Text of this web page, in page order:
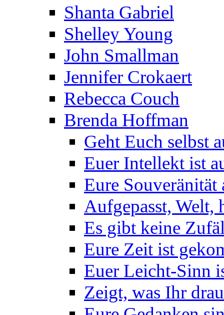
Shanta Gabriel
Shelley Young
John Smallman
Jennifer Crokaert
Rebecca Couch
Brenda Hoffman
Geht Euch selbst
Euer Intellekt ist
Eure Souveränität
Aufgepasst, Welt,
Es gibt keine
Eure Zeit ist
Euer Leicht-Sinn
Zeigt, was Ihr